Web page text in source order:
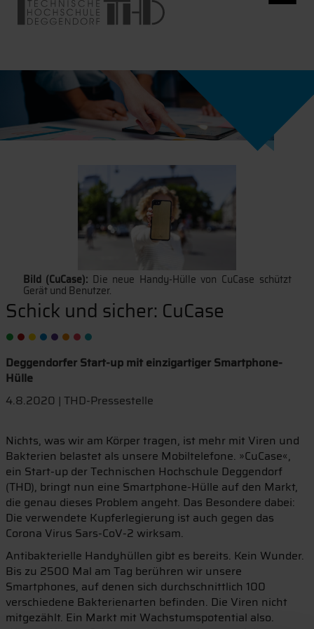
Bild (CuCase): Die neue Handy-Hülle von CuCase schützt
Gerät und Benutzer.
Schick und sicher: CuCase
Deggendorfer Start-up mit einzigartiger Smartphone-
Hülle
4.8.2020 | THD-Pressestelle
Nichts, was wir am Körper tragen, ist mehr mit Viren und
Bakterien belastet als unsere Mobiltelefone. »CuCase«,
ein Start-up der Technischen Hochschule Deggendorf
(THD), bringt nun eine Smartphone-Hülle auf den Markt,
die genau dieses Problem angeht. Das Besondere dabei:
Die verwendete Kupferlegierung ist auch gegen das
Corona Virus Sars-CoV-2 wirksam.
Antibakterielle Handyhüllen gibt es bereits. Kein Wunder.
Bis zu 2500 Mal am Tag berühren wir unsere
Smartphones, auf denen sich durchschnittlich 100
verschiedene Bakterienarten befinden. Die Viren nicht
mitgezählt. Ein Markt mit Wachstumspotential also.